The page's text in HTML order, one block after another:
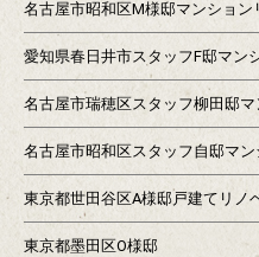
名古屋市昭和区M様邸マンション
愛知県春日井市スタッフF邸マン
名古屋市瑞穂区スタッフ柳田邸
名古屋市昭和区スタッフ自邸マ
東京都世田谷区A様邸戸建てリノ
東京都墨田区O様邸